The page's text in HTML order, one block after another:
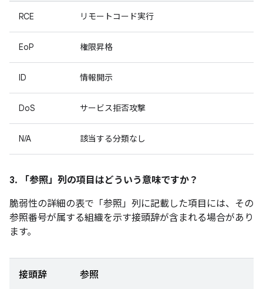
RCE リモートコード実行
EoP 権限昇格
ID 情報開示
DoS サービス拒否攻撃
N/A 該当する分類なし
3. 「参照」 列の項目はどういう意味ですか？
脆弱性の詳細の表で「参照」 列に記載した項目には、その
参照番号が属する組織を示す接頭辞が含まれる場合があり
ます。
接頭辞 参照